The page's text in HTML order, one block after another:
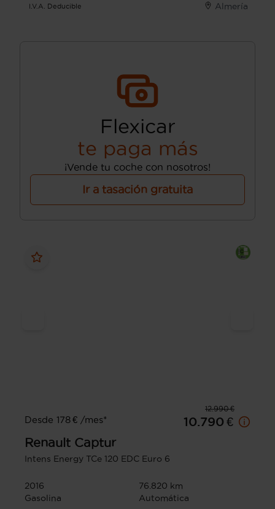
I.V.A. Deducible Almería
Flexicar
te paga más
¡Vende tu coche con nosotros!
Ir a tasación gratuita
12.990 €
Desde 178 € /mes*
10.790 €
Renault Captur
Intens Energy TCe 120 EDC Euro 6
2016
76.820 km
Gasolina
Automática